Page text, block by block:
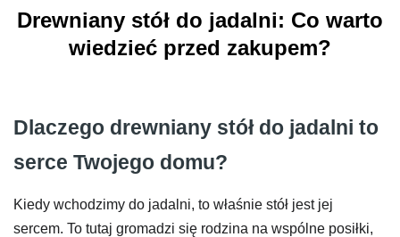
Drewniany stół do jadalni: Co warto
wiedzieć przed zakupem?
Dlaczego drewniany stół do jadalni to
serce Twojego domu?
Kiedy wchodzimy do jadalni, to właśnie stół jest jej
sercem. To tutaj gromadzi się rodzina na wspólne posiłki,